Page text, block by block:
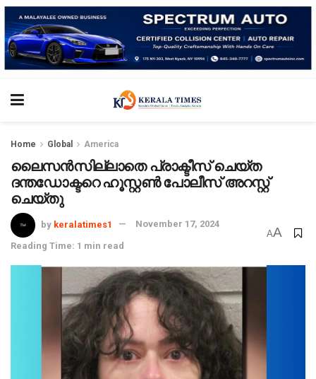
Home Global America
ലൈസൻസില്ലാതെ പ്രാക്ടീസ് ചെയ്ത
ദന്തഡോക്ടറെ ഹൂസ്റ്റൺ പോലീസ് അറസ്റ്റ്
ചെയ്തു
by keralatimes1 November 17, 2024
Reading Time: 1 min read
AA